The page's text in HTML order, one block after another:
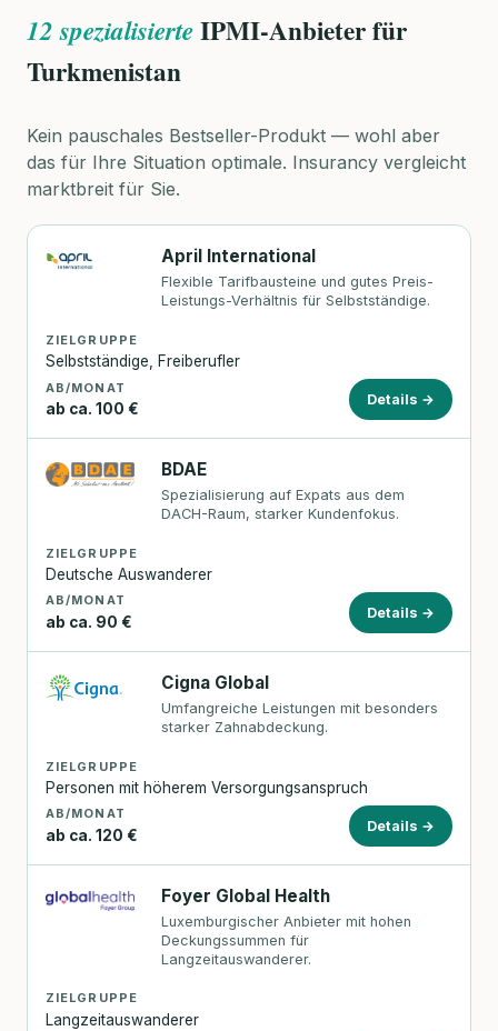
12 spezialisierteIPMI-Anbieter für
Turkmenistan
Kein pauschales Bestseller-Produkt — wohl aber
das für Ihre Situation optimale. Insurancy vergleicht
marktbreit für Sie.
April International
Flexible Tarifbausteine und gutes Preis-
Leistungs-Verhältnis für Selbstständige.
ZIELGRUPPE
Selbstständige, Freiberufler
AB/MONAT
ab ca. 100 €
Details →
BDAE
Spezialisierung auf Expats aus dem
DACH-Raum, starker Kundenfokus.
ZIELGRUPPE
Deutsche Auswanderer
AB/MONAT
ab ca. 90 €
Details →
Cigna Global
Umfangreiche Leistungen mit besonders
starker Zahnabdeckung.
ZIELGRUPPE
Personen mit höherem Versorgungsanspruch
AB/MONAT
ab ca. 120 €
Details →
Foyer Global Health
Luxemburgischer Anbieter mit hohen
Deckungssummen für
Langzeitauswanderer.
ZIELGRUPPE
Langzeitauswanderer